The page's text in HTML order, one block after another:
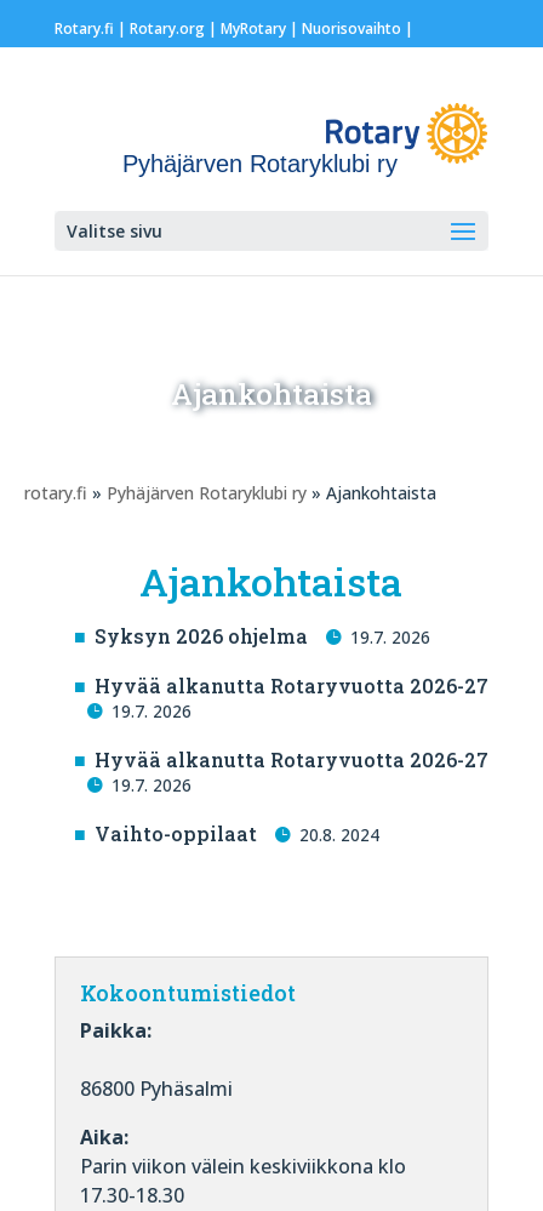
Rotary.fi | Rotary.org| MyRotary | Nuorisovaihto |
Pyhäjärven Rotaryklubi ry
Valitse sivu
Ajankohtaista
rotary.fi » Pyhäjärven Rotaryklubi ry » Ajankohtaista
Ajankohtaista
Syksyn 2026 ohjelma 19.7. 2026
Hyvää alkanutta Rotaryvuotta 2026-27
19.7. 2026
Hyvää alkanutta Rotaryvuotta 2026-27
19.7. 2026
Vaihto-oppilaat 20.8. 2024
Kokoontumistiedot
Paikka:
86800 Pyhäsalmi
Aika:
Parin viikon välein keskiviikkona klo
17.30-18.30